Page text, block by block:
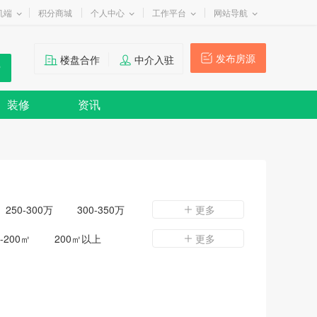
端 积分商城 个人中心 工作平台 网站导航
发布房源
楼盘合作 中介入驻
装修 资讯
250-300万 300-350万 更多
200㎡ 200㎡以上 更多